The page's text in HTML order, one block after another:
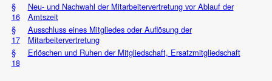
§
16
Neu- und Nachwahl der Mitarbeitervertretung vor Ablauf der
Amtszeit
§
17
Ausschluss eines Mitgliedes oder Auflösung der
Mitarbeitervertretung
§
18
Erlöschen und Ruhen der Mitgliedschaft, Ersatzmitgliedschaft